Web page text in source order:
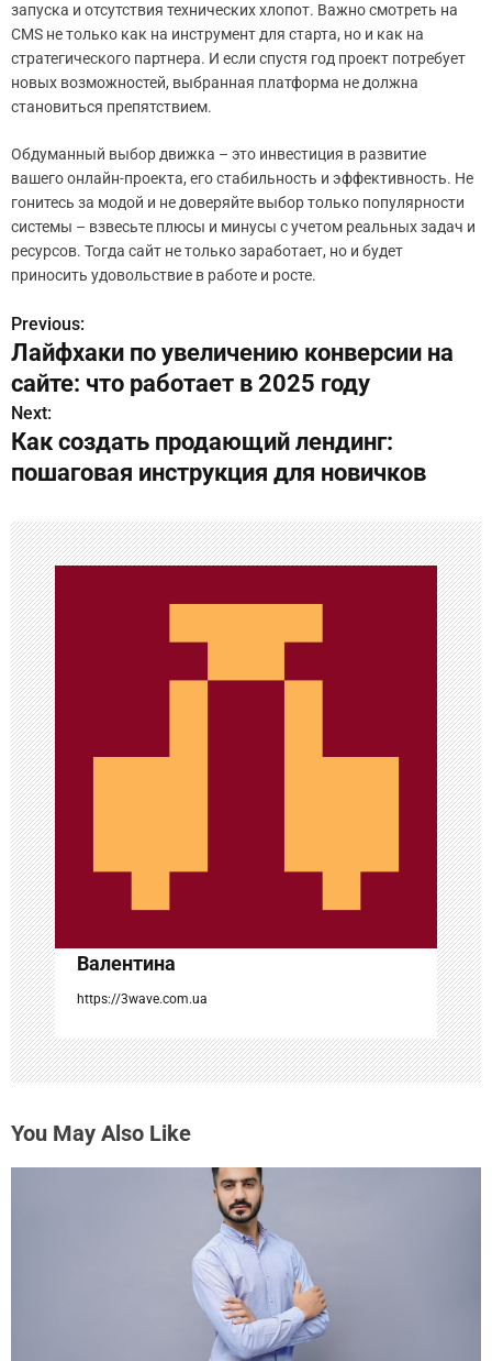
запуска и отсутствия технических хлопот. Важно смотреть на
CMS не только как на инструмент для старта, но и как на
стратегического партнера. И если спустя год проект потребует
новых возможностей, выбранная платформа не должна
становиться препятствием.
Обдуманный выбор движка – это инвестиция в развитие
вашего онлайн-проекта, его стабильность и эффективность. Не
гонитесь за модой и не доверяйте выбор только популярности
системы – взвесьте плюсы и минусы с учетом реальных задач и
ресурсов. Тогда сайт не только заработает, но и будет
приносить удовольствие в работе и росте.
Н
а
в
и
а
ц
и
я
п
о
з
а
п
и
с
я
м
Previous:
Лайфхаки по увеличению конверсии на
сайте: что работает в 2025 году
Next:
Как создать продающий лендинг:
пошаговая инструкция для новичков
Валентина
https://3wave.com.ua
You May Also Like